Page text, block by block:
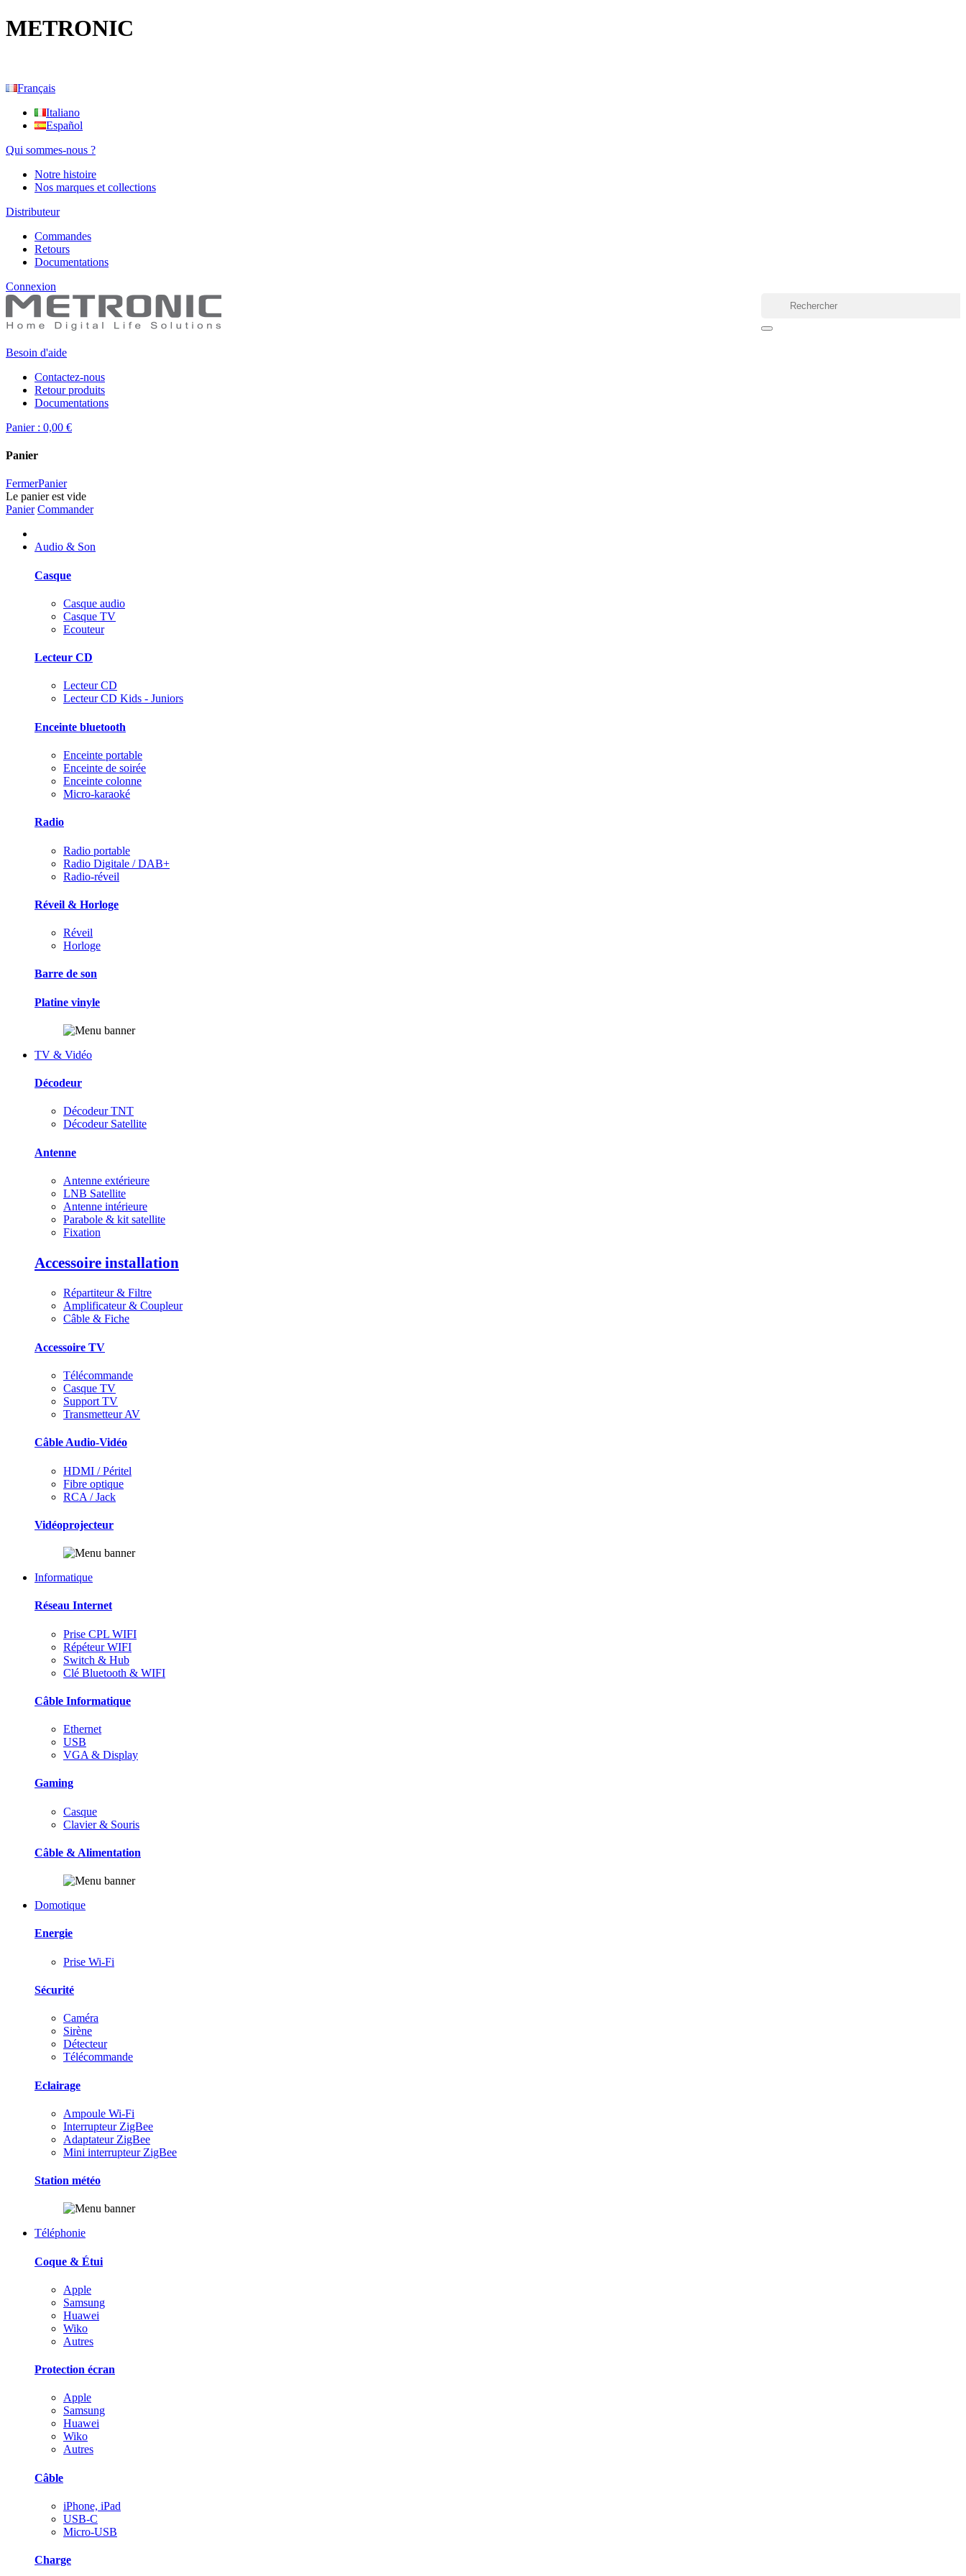
METRONIC
Français
Italiano
Español
Qui sommes-nous ?
Notre histoire
Nos marques et collections
Distributeur
Commandes
Retours
Documentations
Connexion
Besoin d'aide
Contactez-nous
Retour produits
Documentations
Panier : 0,00 €
Panier
FermerPanier
Le panier est vide
Panier Commander
Audio & Son
Casque
Casque audio
Casque TV
Ecouteur
Lecteur CD
Lecteur CD
Lecteur CD Kids - Juniors
Enceinte bluetooth
Enceinte portable
Enceinte de soirée
Enceinte colonne
Micro-karaoké
Radio
Radio portable
Radio Digitale / DAB+
Radio-réveil
Réveil & Horloge
Réveil
Horloge
Barre de son
Platine vinyle
TV & Vidéo
Décodeur
Décodeur TNT
Décodeur Satellite
Antenne
Antenne extérieure
LNB Satellite
Antenne intérieure
Parabole & kit satellite
Fixation
Accessoire installation
Répartiteur & Filtre
Amplificateur & Coupleur
Câble & Fiche
Accessoire TV
Télécommande
Casque TV
Support TV
Transmetteur AV
Câble Audio-Vidéo
HDMI / Péritel
Fibre optique
RCA / Jack
Vidéoprojecteur
Informatique
Réseau Internet
Prise CPL WIFI
Répéteur WIFI
Switch & Hub
Clé Bluetooth & WIFI
Câble Informatique
Ethernet
USB
VGA & Display
Gaming
Casque
Clavier & Souris
Câble & Alimentation
Domotique
Energie
Prise Wi-Fi
Sécurité
Caméra
Sirène
Détecteur
Télécommande
Eclairage
Ampoule Wi-Fi
Interrupteur ZigBee
Adaptateur ZigBee
Mini interrupteur ZigBee
Station météo
Téléphonie
Coque & Étui
Apple
Samsung
Huawei
Wiko
Autres
Protection écran
Apple
Samsung
Huawei
Wiko
Autres
Câble
iPhone, iPad
USB-C
Micro-USB
Charge